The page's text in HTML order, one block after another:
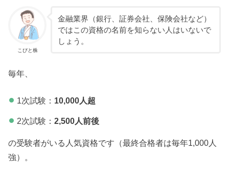
こびと株
金融業界（銀行、証券会社、保険会社など）
ではこの資格の名前を知らない人はいないで
しょう。
毎年、
1次試験： 10,000人超
2次試験： 2,500人前後
の受験者がいる人気資格です（最終合格者は毎年1,000人
強）。